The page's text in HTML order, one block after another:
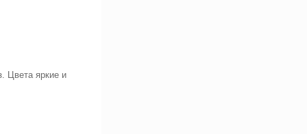
Цвета яркие и